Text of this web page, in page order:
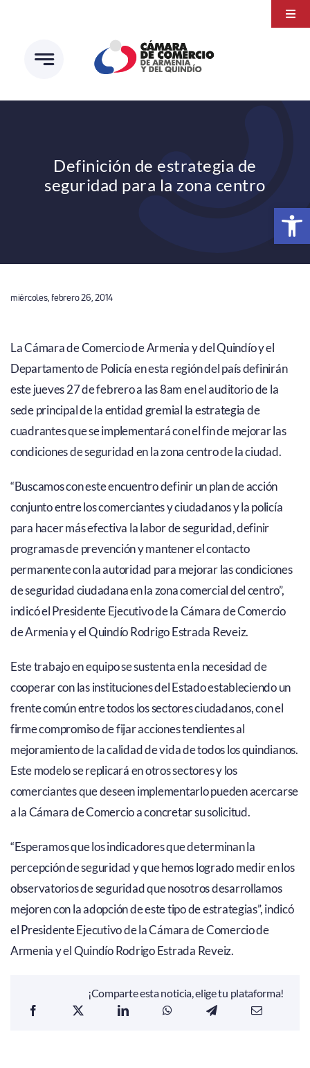
Abrir
contenido
Definición de estrategia de
seguridad para la zona centro
miércoles, febrero 26, 2014
La Cámara de Comercio de Armenia y del Quindío y el
Departamento de Policía en esta región del país definirán
este jueves 27 de febrero a las 8am en el auditorio de la
sede principal de la entidad gremial la estrategia de
cuadrantes que se implementará con el fin de mejorar las
condiciones de seguridad en la zona centro de la ciudad.
“Buscamos con este encuentro definir un plan de acción
conjunto entre los comerciantes y ciudadanos y la policía
para hacer más efectiva la labor de seguridad, definir
programas de prevención y mantener el contacto
permanente con la autoridad para mejorar las condiciones
de seguridad ciudadana en la zona comercial del centro”,
indicó el Presidente Ejecutivo de la Cámara de Comercio
de Armenia y el Quindío Rodrigo Estrada Reveiz.
Este trabajo en equipo se sustenta en la necesidad de
cooperar con las instituciones del Estado estableciendo un
frente común entre todos los sectores ciudadanos, con el
firme compromiso de fijar acciones tendientes al
mejoramiento de la calidad de vida de todos los quindianos.
Este modelo se replicará en otros sectores y los
comerciantes que deseen implementarlo pueden acercarse
a la Cámara de Comercio a concretar su solicitud.
“Esperamos que los indicadores que determinan la
percepción de seguridad y que hemos logrado medir en los
observatorios de seguridad que nosotros desarrollamos
mejoren con la adopción de este tipo de estrategias”, indicó
el Presidente Ejecutivo de la Cámara de Comercio de
Armenia y el Quindío Rodrigo Estrada Reveiz.
¡Comparte esta noticia, elige tu plataforma!